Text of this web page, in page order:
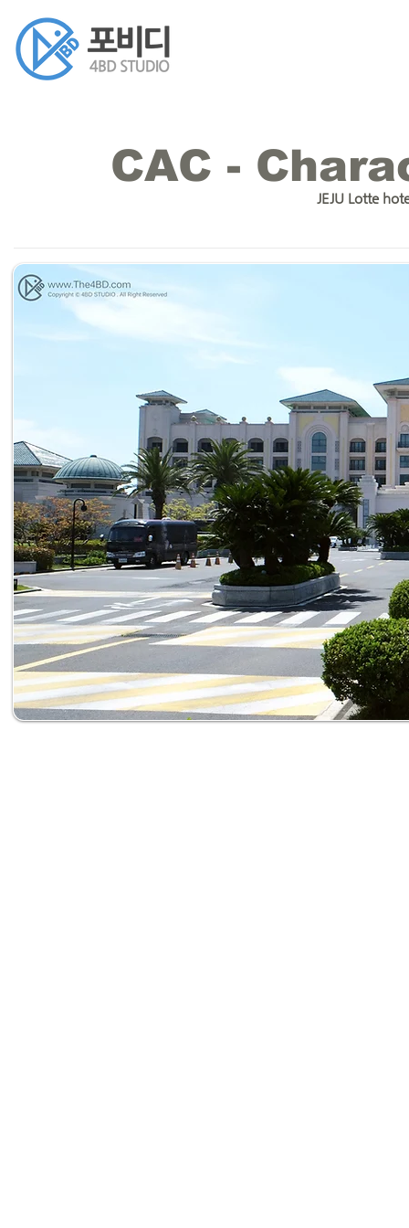
CAC -
JEJU Lotte